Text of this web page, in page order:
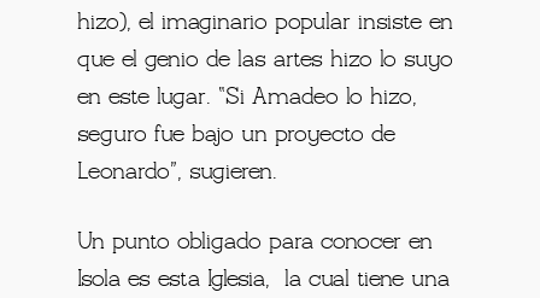
hizo), el imaginario popular insiste en
que el genio de las artes hizo lo suyo
en este lugar. “Si Amadeo lo hizo,
seguro fue bajo un proyecto de
Leonardo”, sugieren.
Un punto obligado para conocer en
Isola es esta Iglesia, la cual tiene una